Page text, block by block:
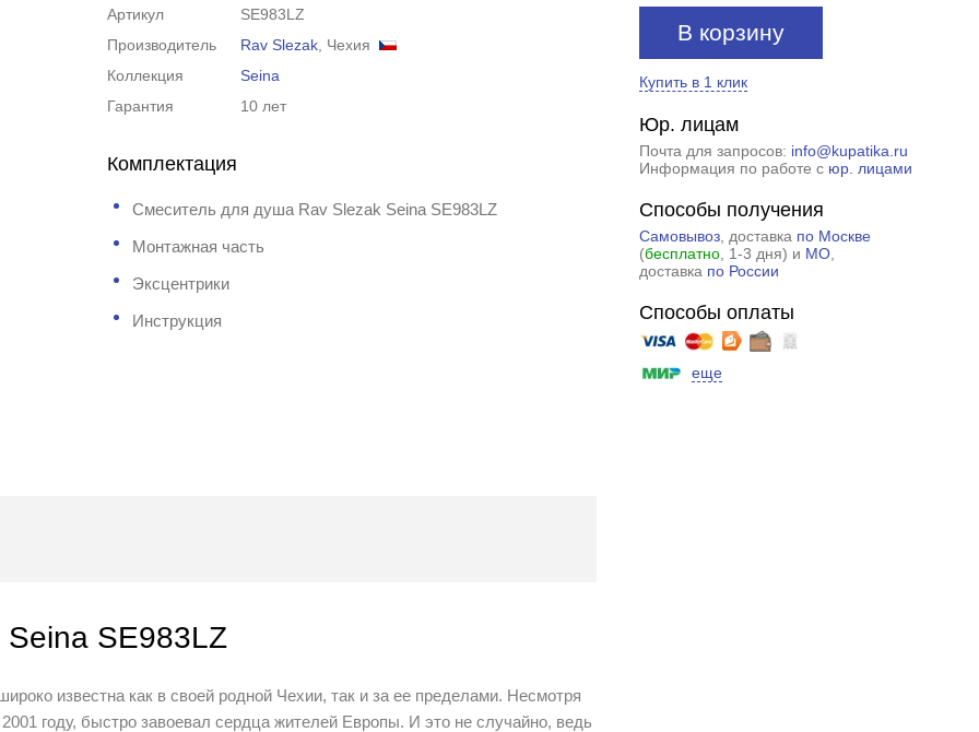
Артикул
SE983LZ
Производитель
Rav Slezak , Чехия
Коллекция
Seina
Гарантия
10 лет
Комплектация
Смеситель для душа Rav Slezak Seina SE983LZ
Монтажная часть
Эксцентрики
Инструкция
В корзину
Купить в 1 клик
Юр. лицам
Почта для запросов: info@kupatika.ru
Информация по работе с юр. лицами
Способы получения
Самовывоз, доставка по Москве
(бесплатно, 1-3 дня) и МО,
доставка по России
Способы оплаты
еще
SE983LZ
известна как в своей родной Чехии, так и за ее пределами. Несмотря
году, быстро завоевал сердца жителей Европы. И это не случайно, ведь